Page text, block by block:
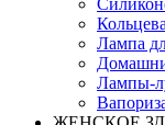
Лампа
Лампы-